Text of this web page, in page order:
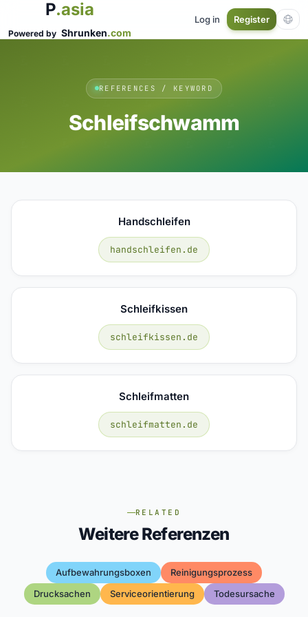
P.asia
Powered by Shrunken.com
Log in Register
REFERENCES / KEYWORD
Schleifschwamm
Handschleifen
handschleifen.de
Schleifkissen
schleifkissen.de
Schleifmatten
schleifmatten.de
RELATED
Weitere Referenzen
Aufbewahrungsboxen
Reinigungsprozess
Drucksachen
Serviceorientierung Todesursache